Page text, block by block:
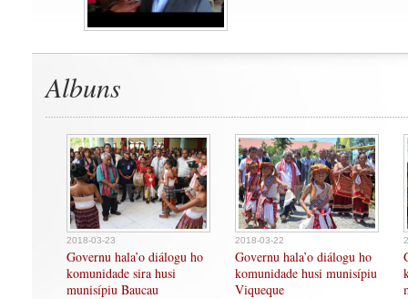
Albuns
2018-03-23
Governu hala’o diálogu ho
komunidade sira husi
munisípiu Baucau
2018-03-22
Governu hala’o diálogu ho
komunidade husi munisípiu
Viqueque